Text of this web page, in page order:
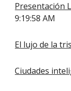
Presentación
9:19:58 AM
El lujo de la
Ciudades